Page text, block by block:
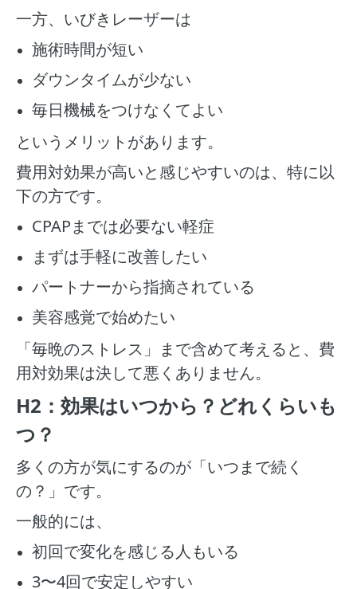
一方、いびきレーザーは
施術時間が短い
ダウンタイムが少ない
毎日機械をつけなくてよい
というメリットがあります。
費用対効果が高いと感じやすいのは、特に以
下の方です。
CPAPまでは必要ない軽症
まずは手軽に改善したい
パートナーから指摘されている
美容感覚で始めたい
「毎晩のストレス」まで含めて考えると、費
用対効果は決して悪くありません。
H2：効果はいつから？どれくらいも
つ？
多くの方が気にするのが「いつまで続く
の？」です。
一般的には、
初回で変化を感じる人もいる
3〜4回で安定しやすい